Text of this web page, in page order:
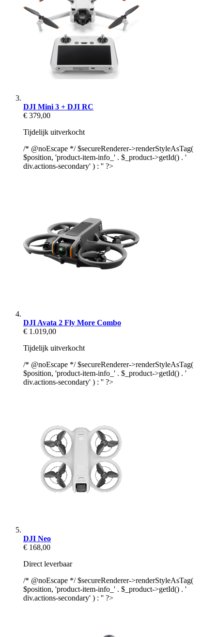
DJI Mini 3 + DJI RC
€ 379,00
Tijdelijk uitverkocht
/* @noEscape */ $secureRenderer->renderStyleAsTag(
$position, 'product-item-info_' . $_product->getId() . '
div.actions-secondary' ) : '' ?>
DJI Avata 2 Fly More Combo
€ 1.019,00
Tijdelijk uitverkocht
/* @noEscape */ $secureRenderer->renderStyleAsTag(
$position, 'product-item-info_' . $_product->getId() . '
div.actions-secondary' ) : '' ?>
DJI Neo
€ 168,00
Direct leverbaar
/* @noEscape */ $secureRenderer->renderStyleAsTag(
$position, 'product-item-info_' . $_product->getId() . '
div.actions-secondary' ) : '' ?>